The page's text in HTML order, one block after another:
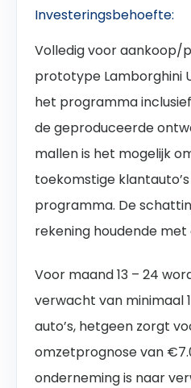
Investeringsbehoefte:
Volledig voor aankoop/
prototype Lamborghini
het programma
de geproduceerde
mallen is het mogelijk
toekomstige
programma. De
rekening houdende
Voor maand 13 – 24
verwacht van minimaal
auto’s, hetgeen zorgt
omzetprognose van
onderneming is naar